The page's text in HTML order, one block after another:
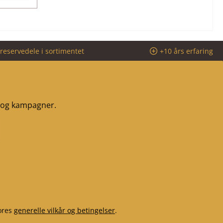
i sortimentet +10 års erfaring
kampagner.
generelle vilkår og betingelser.